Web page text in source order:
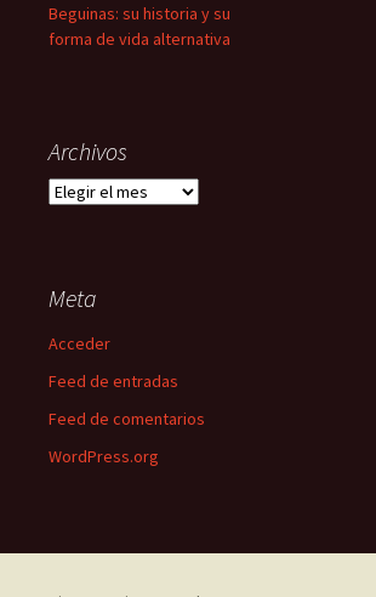
Beguinas: su historia y su
forma de vida alternativa
Archivos
Archivos
Meta
Acceder
Feed de entradas
Feed de comentarios
WordPress.org